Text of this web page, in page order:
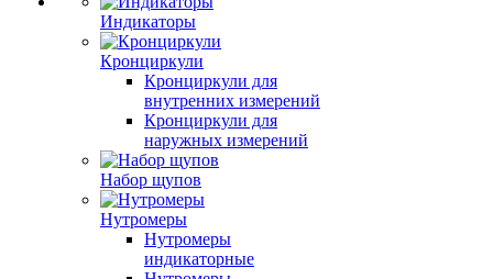
Индикаторы
Кронциркули
Кронциркули для
внутренних измерений
Кронциркули для
наружных измерений
Набор щупов
Нутромеры
Нутромеры
индикаторные